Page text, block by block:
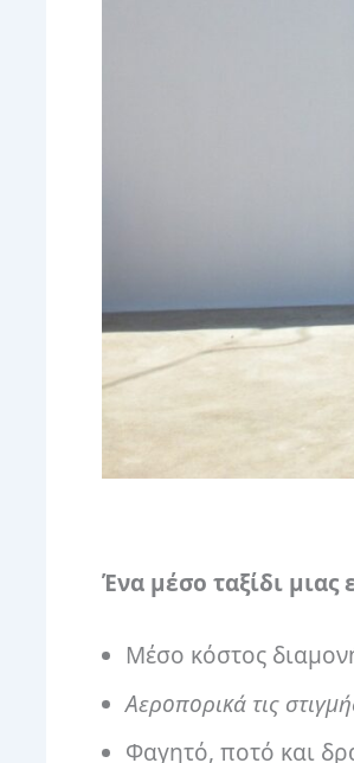
Ένα μέσο ταξίδι
Μέσο κόστος
Αεροπορικά τις
Φαγητό, ποτό και